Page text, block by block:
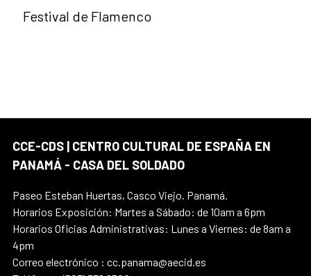
Festival de Flamenco
CCE-CDS | CENTRO CULTURAL DE ESPAÑA EN
PANAMÁ - CASA DEL SOLDADO
Paseo Esteban Huertas, Casco Viejo. Panamá.
Horarios Exposición: Martes a Sábado: de 10am a 6pm
Horarios Oficias Administrativas: Lunes a Viernes: de 8am a
4pm
Correo electrónico : cc.panama@aecid.es